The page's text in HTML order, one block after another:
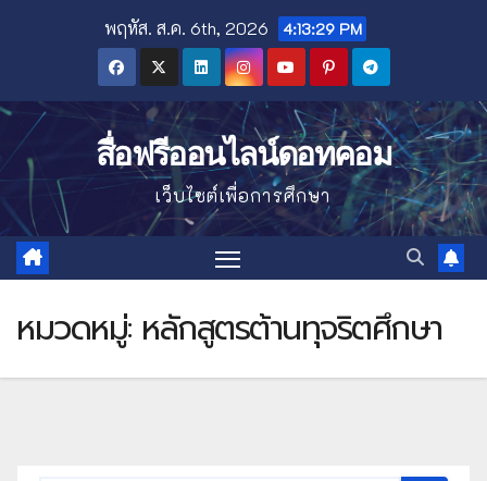
พฤหัส. ส.ค. 6th, 2026 4:13:30 PM
สื่อฟรีออนไลน์ดอทคอม
เว็บไซต์เพื่อการศึกษา
หมวดหมู่: หลักสูตรต้านทุจริตศึกษา